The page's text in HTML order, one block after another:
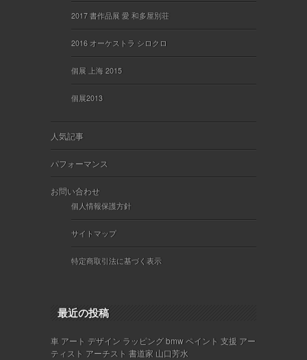
2017 書作品展 愛 和多屋別荘
2016 オーケストラ シロクロ
個展 上海 2015
個展2013
人気記事
パフォーマンス
お問い合わせ
個人情報保護方針
サイトマップ
特定商取引法に基づく表示
最近の投稿
車 アート デザイン ラッピング bmw ペイント 支援 アー
ティスト アーチスト 書道家 山口芳水